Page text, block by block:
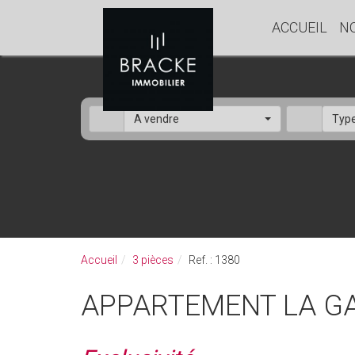
ACCUEIL
Accueil 3 pièces Ref. : 1380
APPARTEMENT LA